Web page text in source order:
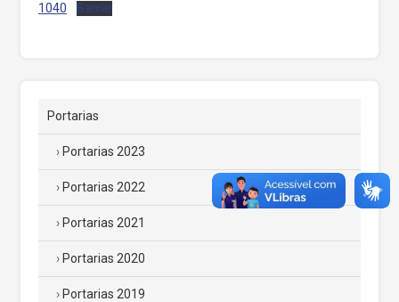
1040 Baixar
Portarias
Portarias 2023
Portarias 2022
Portarias 2021
Portarias 2020
Portarias 2019